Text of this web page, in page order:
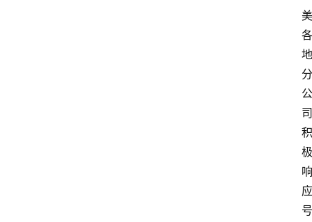
美
各
地
分
公
司
积
极
响
应
号